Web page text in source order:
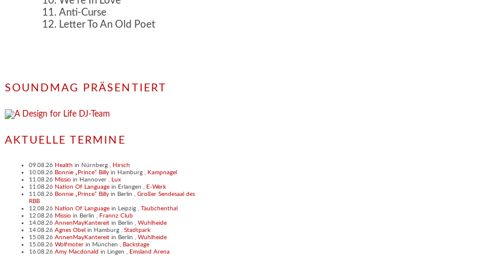
Anti-Curse
Letter To An Old Poet
SOUNDMAG PRÄSENTIERT
AKTUELLE TERMINE
09.08.26 Health in Nürnberg , Hirsch
10.08.26 Bonnie „Prince“ Billy in Hamburg , Kampnagel
11.08.26 Missio in Hannover , Lux
11.08.26 Nation Of Language in Erlangen , E-Werk
11.08.26 Bonnie „Prince“ Billy in Berlin , Großer Sendesaal des
RBB
12.08.26 Nation Of Language in Leipzig , Täubchenthal
12.08.26 Missio in Berlin , Frannz Club
14.08.26 AnnenMayKantereit in Berlin , Wuhlheide
14.08.26 Agnes Obel in Hamburg , Stadtpark
15.08.26 AnnenMayKantereit in Berlin , Wuhlheide
15.08.26 Wolfmoter in München , Backstage
16.08.26 Amy Macdonald in Lingen , Emsland Arena